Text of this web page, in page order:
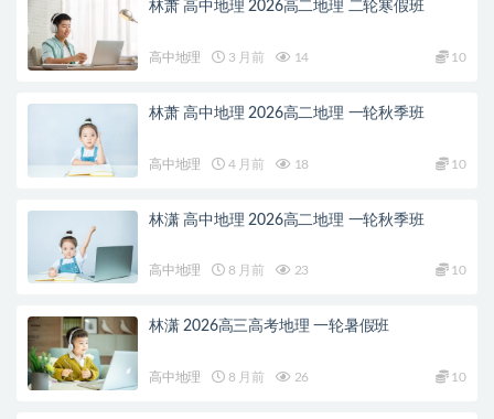
林萧 高中地理 2026高二地理 二轮寒假班
高中地理 3 月前 14 10
林萧 高中地理 2026高二地理 一轮秋季班
高中地理 4 月前 18 10
林潇 高中地理 2026高二地理 一轮秋季班
高中地理 8 月前 23 10
林潇 2026高三高考地理 一轮暑假班
高中地理 8 月前 26 10